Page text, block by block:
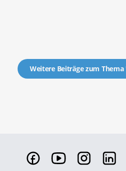
Weitere Beiträge zum